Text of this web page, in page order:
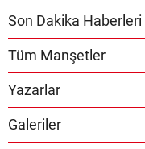
Son Dakika Haberleri
Tüm Manşetler
Yazarlar
Galeriler